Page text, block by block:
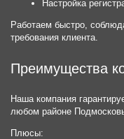
Настройка
Работаем быстро,
требования клиента.
Преимущества
Наша компания
любом районе
Плюсы: